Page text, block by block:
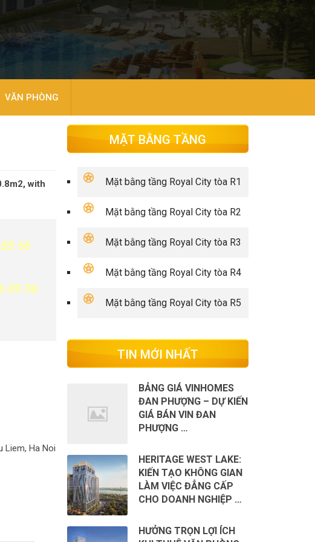
VĂN PHÒNG
with
56
85 56
Liem, Ha Noi
MẶT BẰNG TẦNG
Mặt bằng tầng Royal City tòa R1
Mặt bằng tầng Royal City tòa R2
Mặt bằng tầng Royal City tòa R3
Mặt bằng tầng Royal City tòa R4
Mặt bằng tầng Royal City tòa R5
TIN MỚI NHẤT
BẢNG GIÁ VINHOMES
ĐAN PHƯỢNG – DỰ KIẾN
GIÁ BÁN VIN ĐAN
PHƯỢNG …
HERITAGE WEST LAKE:
KIẾN TẠO KHÔNG GIAN
LÀM VIỆC ĐẲNG CẤP
CHO DOANH NGHIỆP …
HƯỞNG TRỌN LỢI ÍCH